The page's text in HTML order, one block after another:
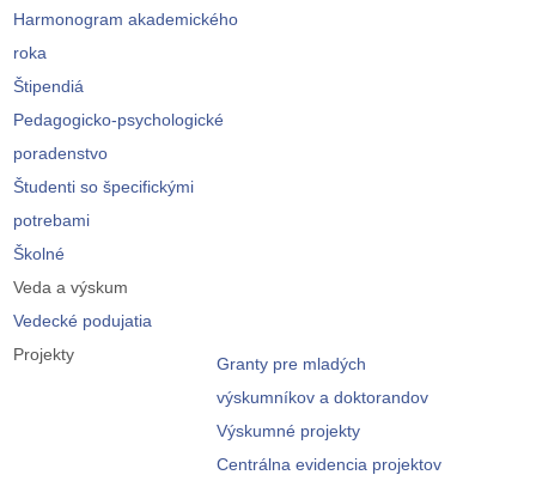
Harmonogram akademického
roka
Štipendiá
Pedagogicko-psychologické
poradenstvo
Študenti so špecifickými
potrebami
Školné
Veda a výskum
Vedecké podujatia
Projekty
Granty pre mladých
výskumníkov a doktorandov
Výskumné projekty
Centrálna evidencia projektov